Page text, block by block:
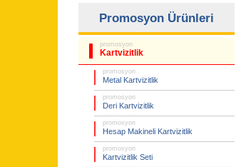
Promosyon Ürünleri
promosyon
Kartvizitlik
promosyon
Metal Kartvizitlik
promosyon
Deri Kartvizitlik
promosyon
Hesap Makineli Kartvizitlik
promosyon
Kartvizitlik Seti